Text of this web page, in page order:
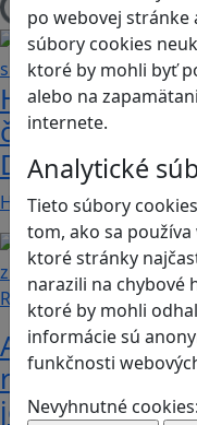
po webovej stránke
súbory cookies
ktoré by mohli byť
alebo na
internete.
Analytické
Tieto súbory
tom, ako sa
ktoré stránky
narazili na chybové
ktoré by mohli
informácie sú
funkčnosti
Nevyhnutné cookies:
Načítam blogy
Heritage
časov, keď
Dunaj
Heritage Quest AR je
Recenzie
Ako ovplyvnil
rodinné
je Helena?“.